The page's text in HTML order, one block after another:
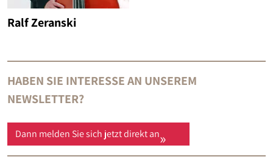
Ralf Zeranski
HABEN SIE INTERESSE AN UNSEREM
NEWSLETTER?
Dann melden Sie sich jetzt direkt an